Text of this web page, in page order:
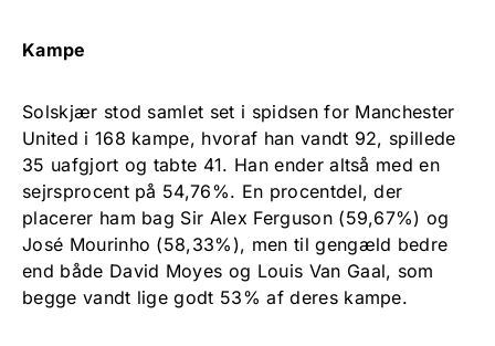
Kampe
Solskjær stod samlet set i spidsen for Manchester
United i 168 kampe, hvoraf han vandt 92, spillede
35 uafgjort og tabte 41. Han ender altså med en
sejrsprocent på 54,76%. En procentdel, der
placerer ham bag Sir Alex Ferguson (59,67%) og
José Mourinho (58,33%), men til gengæld bedre
end både David Moyes og Louis Van Gaal, som
begge vandt lige godt 53% af deres kampe.